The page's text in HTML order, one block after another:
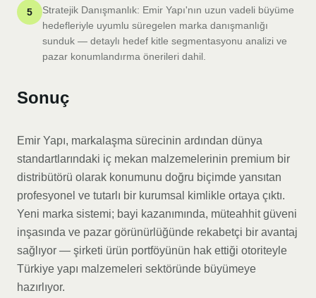
5
Stratejik Danışmanlık: Emir Yapı'nın uzun vadeli büyüme
hedefleriyle uyumlu süregelen marka danışmanlığı
sunduk — detaylı hedef kitle segmentasyonu analizi ve
pazar konumlandırma önerileri dahil.
Sonuç
Emir Yapı, markalaşma sürecinin ardından dünya
standartlarındaki iç mekan malzemelerinin premium bir
distribütörü olarak konumunu doğru biçimde yansıtan
profesyonel ve tutarlı bir kurumsal kimlikle ortaya çıktı.
Yeni marka sistemi; bayi kazanımında, müteahhit güveni
inşasında ve pazar görünürlüğünde rekabetçi bir avantaj
sağlıyor — şirketi ürün portföyünün hak ettiği otoriteyle
Türkiye yapı malzemeleri sektöründe büyümeye
hazırlıyor.